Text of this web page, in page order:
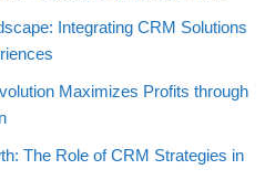
Integrating CRM Solutions
Maximizes Profits through
The Role of CRM Strategies in